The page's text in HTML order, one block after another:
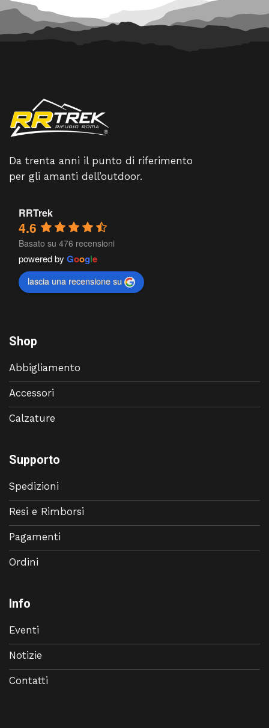
Da trenta anni il punto di riferimento
per gli amanti dell’outdoor.
RRTrek
4.6
Basato su 476 recensioni
powered by Google
lascia una recensione su
Shop
Abbigliamento
Accessori
Calzature
Supporto
Spedizioni
Resi e Rimborsi
Pagamenti
Ordini
Info
Eventi
Notizie
Contatti